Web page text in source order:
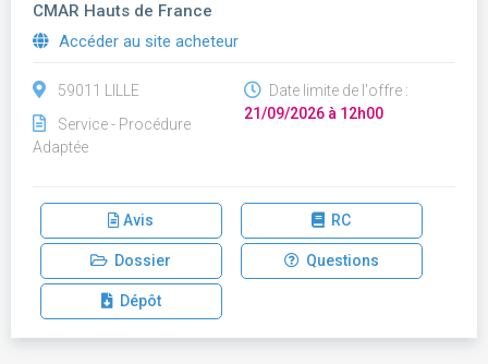
CMAR Hauts de France
Accéder au site acheteur
59011 LILLE
Service - Procédure
Adaptée
Date limite de l'offre :
21/09/2026 à 12h00
Avis RC
Dossier Questions
Dépôt